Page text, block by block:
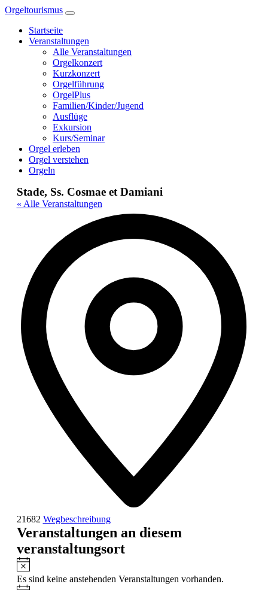
Zum
springen
Orgeltourismus
Startseite
Veranstaltungen
Alle Veranstaltungen
Orgelkonzert
Kurzkonzert
Orgelführung
OrgelPlus
Familien/Kinder/Jugend
Ausflüge
Exkursion
Kurs/Seminar
Orgel erleben
Orgel verstehen
Orgeln
Stade, Ss. Cosmae et Damiani
« Alle Veranstaltungen
21682 Wegbeschreibung
Veranstaltungen an diesem
veranstaltungsort
Hinweis
Es sind keine anstehenden Veranstaltungen vorhanden.